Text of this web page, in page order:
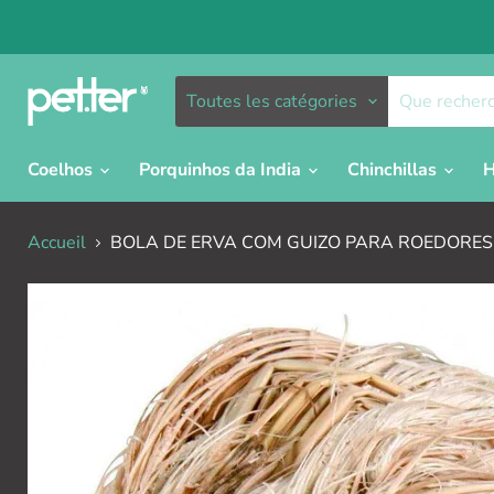
Toutes les catégories
Coelhos Porquinhos da India Chinchillas
Accueil BOLA DE ERVA COM GUIZO PARA ROEDORES